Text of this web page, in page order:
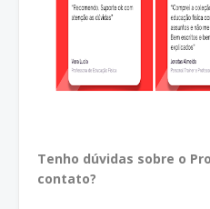
Tenho dúvidas sobre o
contato?